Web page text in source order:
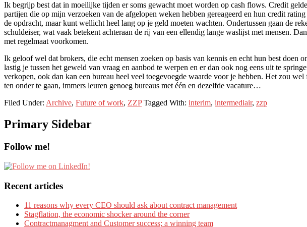
Ik begrijp best dat in moeilijke tijden er soms gewacht moet worden op cash flows. Credit
partijen die op mijn verzoeken van de afgelopen weken hebben gereageerd en hun credit
de opdracht, maar kunt wellicht heel lang op je geld moeten wachten. Ondertussen gaan de
schuldeiser, wat vaak betekent achteraan de rij van een ellendig lange waslijst met mensen.
met regelmaat voorkomen.
Ik geloof wel dat brokers, die echt mensen zoeken op basis van kennis en echt hun best doen
lastig je tussen het geweld van vraag en aanbod te werpen en er dan ook nog eens uit te
verkopen, ook dan kan een bureau heel veel toegevoegde waarde voor je hebben. Het zou
ten onder te gaan, immers leuren genoeg bureaus met één en dezelfde vacature…
Filed Under: Archive, Future of work, ZZP Tagged With: interim, intermediair, zzp
Primary Sidebar
Follow me!
Recent articles
11 reasons why every CEO should ask about contract management
Stagflation, the economic shocker around the corner
Contractmanagment and Customer success; a winning team